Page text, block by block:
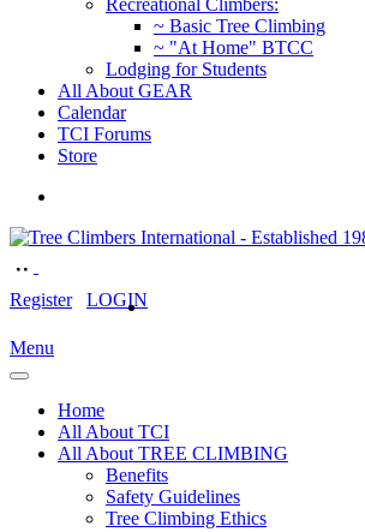
Recreational Climbers:
~ Basic Tree Climbing
~ "At Home" BTCC
Lodging for Students
All About GEAR
Calendar
TCI Forums
Store
Register LOGIN
Menu
Home
All About TCI
All About TREE CLIMBING
Benefits
Safety Guidelines
Tree Climbing Ethics